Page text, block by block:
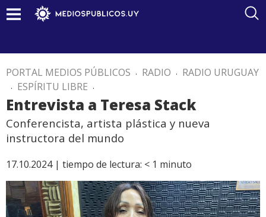
PORTAL MEDIOS PÚBLICOS . RADIO . RADIO URUGUAY
. ESPÍRITU LIBRE .
Entrevista a Teresa Stack
Conferencista, artista plástica y nueva
instructora del mundo
17.10.2024 | tiempo de lectura: < 1 minuto